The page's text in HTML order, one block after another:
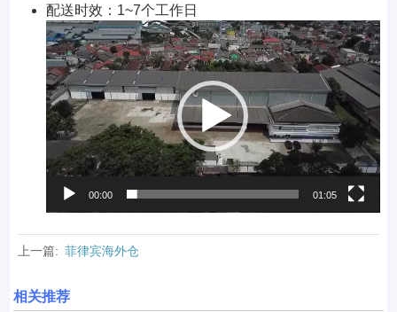
配送时效：1~7个工作日
视
频
播
放
器
00:00 01:05
上一篇: 菲律宾海外仓
相关推荐